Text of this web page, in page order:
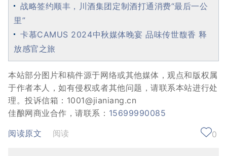
战略签约顺丰，川酒集团定制酒打通消费“最后一公
里”
卡慕CAMUS 2024中秋媒体晚宴 品味传世馥香 释
放感官之旅
本站部分图片和稿件源于网络或其他媒体，观点和版权属
于作者本人，如有侵权或者其他问题，请联系本站进行处
理。投诉信箱：1001@jianiang.cn
佳酿网商业合作，请联系： 15699990085
阅读原文
阅读 0